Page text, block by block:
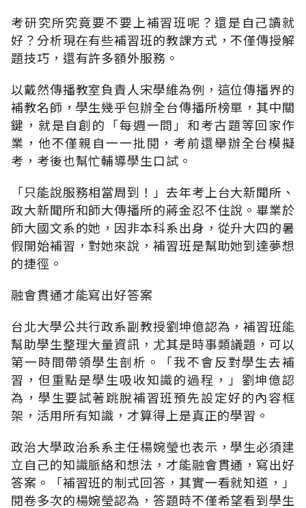
考研究所究竟要不要上補習班呢？還是自己讀就
好？分析現在有些補習班的教課方式，不僅傳授解
題技巧，還有許多額外服務。
以戴然傳播教室負責人宋學維為例，這位傳播界的
補教名師，學生幾乎包辦全台傳播所榜單，其中關
鍵，就是自創的「每週一問」和考古題等回家作
業，他不僅親自一一批閱，考前還舉辦全台模擬
考，考後也幫忙輔導學生口試。
「只能說服務相當周到！」去年考上台大新聞所、
政大新聞所和師大傳播所的蔣金忍不住說。畢業於
師大國文系的她，因非本科系出身，從升大四的暑
假開始補習，對她來說，補習班是幫助她到達夢想
的捷徑。
融會貫通才能寫出好答案
台北大學公共行政系副教授劉坤億認為，補習班能
幫助學生整理大量資訊，尤其是時事類議題，可以
第一時間帶領學生剖析。「我不會反對學生去補
習，但重點是學生吸收知識的過程，」劉坤億認
為，學生要試著跳脫補習班預先設定好的內容框
架，活用所有知識，才算得上是真正的學習。
政治大學政治系系主任楊婉瑩也表示，學生必須建
立自己的知識脈絡和想法，才能融會貫通，寫出好
答案。「補習班的制式回答，其實一看就知道，」
閱卷多次的楊婉瑩認為，答題時不僅希望看到學生